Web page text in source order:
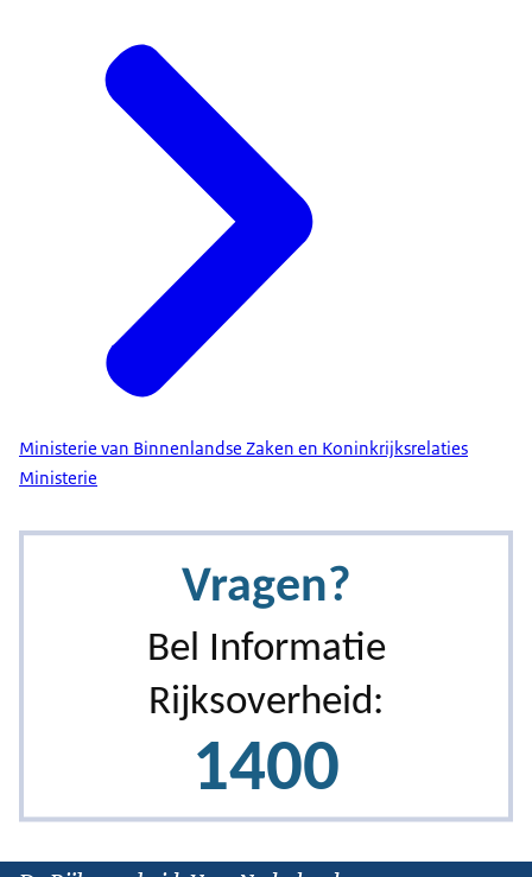
Ministerie van Binnenlandse Zaken en Koninkrijksrelaties
Ministerie